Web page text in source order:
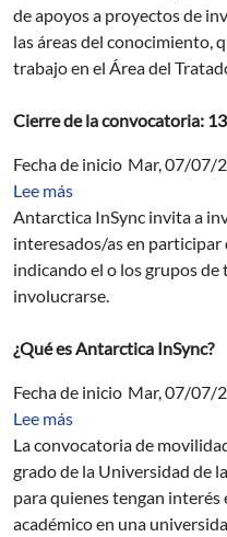
de apoyos a proyectos de
las áreas del conocimiento,
trabajo en el Área del
Cierre de la convocatoria:
Fecha de inicio Mar, 07/07/
Lee mássobre Antarctica
Antarctica InSync invita a
interesados/as en
indicando el o los grupos
involucrarse.
¿Qué es Antarctica InSync?
Fecha de inicio Mar, 07/07/
Lee mássobre Udelar 360:
La convocatoria de
grado de la Universidad de
para quienes tengan interés
académico en una